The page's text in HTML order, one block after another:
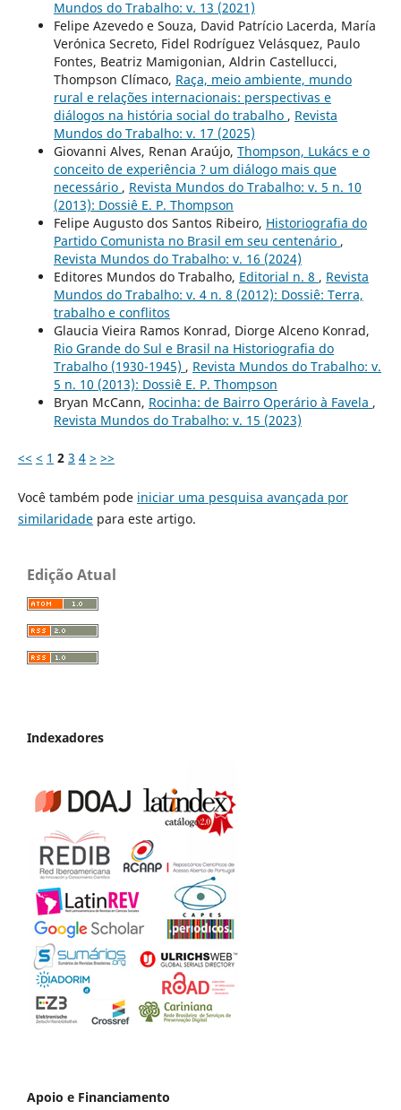
Mundos do Trabalho: v. 13 (2021)
Felipe Azevedo e Souza, David Patrício Lacerda, María
Verónica Secreto, Fidel Rodríguez Velásquez, Paulo
Fontes, Beatriz Mamigonian, Aldrin Castellucci,
Thompson Clímaco, Raça, meio ambiente, mundo
rural e relações internacionais: perspectivas e
diálogos na história social do trabalho , Revista
Mundos do Trabalho: v. 17 (2025)
Giovanni Alves, Renan Araújo, Thompson, Lukács e o
conceito de experiência ? um diálogo mais que
necessário , Revista Mundos do Trabalho: v. 5 n. 10
(2013): Dossiê E. P. Thompson
Felipe Augusto dos Santos Ribeiro, Historiografia do
Partido Comunista no Brasil em seu centenário ,
Revista Mundos do Trabalho: v. 16 (2024)
Editores Mundos do Trabalho, Editorial n. 8 , Revista
Mundos do Trabalho: v. 4 n. 8 (2012): Dossiê: Terra,
trabalho e conflitos
Glaucia Vieira Ramos Konrad, Diorge Alceno Konrad,
Rio Grande do Sul e Brasil na Historiografia do
Trabalho (1930-1945) , Revista Mundos do Trabalho: v.
5 n. 10 (2013): Dossiê E. P. Thompson
Bryan McCann, Rocinha: de Bairro Operário à Favela ,
Revista Mundos do Trabalho: v. 15 (2023)
<< < 1 2 3 4 > >>
Você também pode iniciar uma pesquisa avançada por
similaridadepara este artigo.
Edição Atual
Indexadores
Apoio e Financiamento